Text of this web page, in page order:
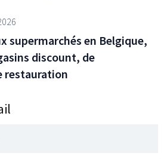
supermarchés en Belgique,
discount, de
restauration